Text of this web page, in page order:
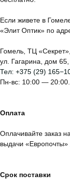
Если живете в
«Элит Оптик» по
Гомель, ТЦ «Секрет»,
ул. Гагарина, дом 65,
Тел: +375 (29)
Пн-вс: 10:00 — 20:00.
Оплата
Оплачивайте заказ
выдачи «Европочты»
Срок поставки